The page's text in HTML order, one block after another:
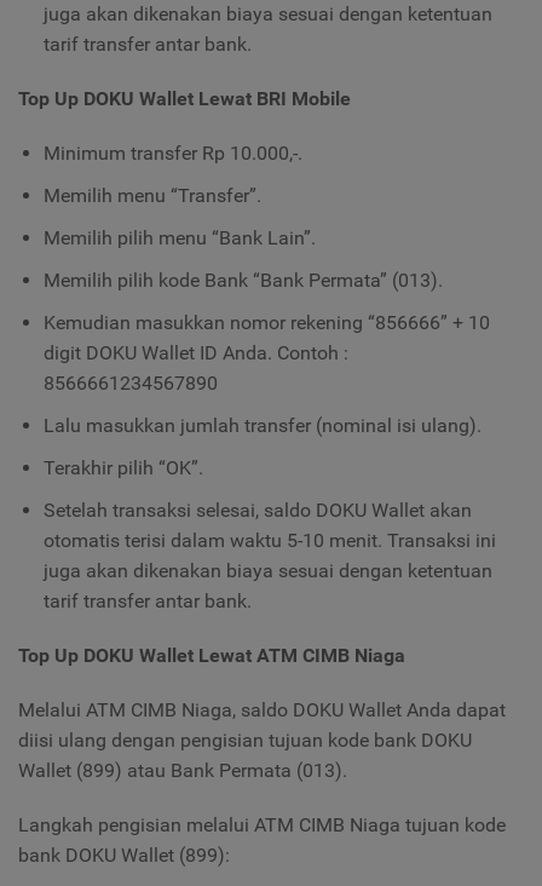
juga akan dikenakan biaya sesuai dengan ketentuan
tarif transfer antar bank.
Top Up DOKU Wallet Lewat BRI Mobile
Minimum transfer Rp 10.000,-.
Memilih menu “Transfer”.
Memilih pilih menu “Bank Lain”.
Memilih pilih kode Bank “Bank Permata” (013).
Kemudian masukkan nomor rekening “856666” + 10
digit DOKU Wallet ID Anda. Contoh :
8566661234567890
Lalu masukkan jumlah transfer (nominal isi ulang).
Terakhir pilih “OK”.
Setelah transaksi selesai, saldo DOKU Wallet akan
otomatis terisi dalam waktu 5-10 menit. Transaksi ini
juga akan dikenakan biaya sesuai dengan ketentuan
tarif transfer antar bank.
Top Up DOKU Wallet Lewat ATM CIMB Niaga
Melalui ATM CIMB Niaga, saldo DOKU Wallet Anda dapat
diisi ulang dengan pengisian tujuan kode bank DOKU
Wallet (899) atau Bank Permata (013).
Langkah pengisian melalui ATM CIMB Niaga tujuan kode
bank DOKU Wallet (899):